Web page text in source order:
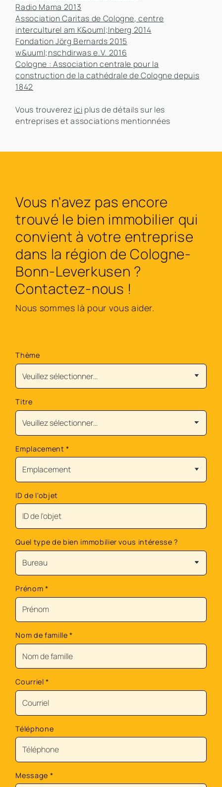
Radio Mama 2013
Association Caritas de Cologne, centre
interculturel am K&ouml;lnberg 2014
Fondation Jörg Bernards 2015
w&uuml;nschdirwas e.V. 2016
Cologne : Association centrale pour la
construction de la cathédrale de Cologne depuis
1842
Vous trouverez ici plus de détails sur les
entreprises et associations mentionnées
Vous n'avez pas encore
trouvé le bien immobilier qui
convient à votre entreprise
dans la région de Cologne-
Bonn-Leverkusen ?
Contactez-nous !
Nous sommes là pour vous aider.
Thème
Titre
Emplacement*
ID de l'objet
Quel type de bien immobilier vous intéresse ?
Prénom *
Nom de famille*
Courriel*
Téléphone
Message *